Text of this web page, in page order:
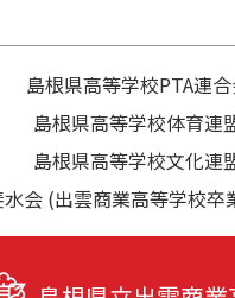
を
彩
り
ま
し
た
島根県高等学校PTA連
島根県高等学校体育連
島根県高等学校文化連
会 (出雲商業高等学校卒